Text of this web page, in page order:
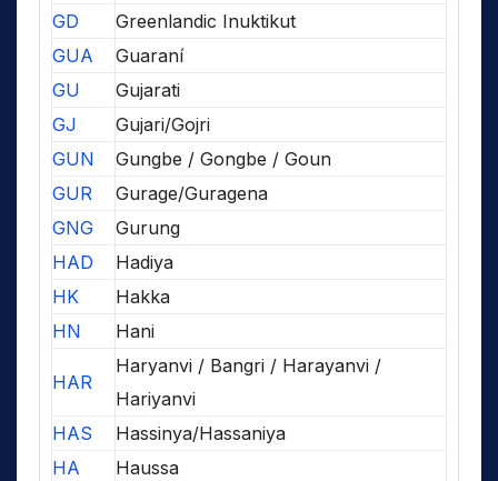
GD
Greenlandic Inuktikut
GUA
Guaraní
GU
Gujarati
GJ
Gujari/Gojri
GUN
Gungbe / Gongbe / Goun
GUR
Gurage/Guragena
GNG
Gurung
HAD
Hadiya
HK
Hakka
HN
Hani
HAR
Haryanvi / Bangri / Harayanvi /
Hariyanvi
HAS
Hassinya/Hassaniya
HA
Haussa